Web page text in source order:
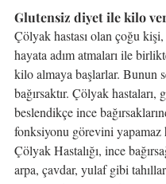
Glutensiz diyet ile kilo
Çölyak hastası olan çoğu
hayata adım atmaları ile
kilo almaya başlarlar. Bunun
bağırsaktır. Çölyak hastaları,
beslendikçe ince
fonksiyonu görevini yapamaz
Çölyak Hastalığı, ince
arpa, çavdar, yulaf gibi